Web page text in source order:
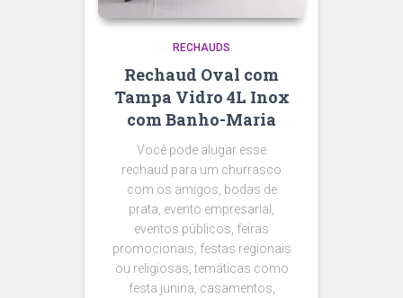
RECHAUDS
Rechaud Oval com
Tampa Vidro 4L Inox
com Banho-Maria
Você pode alugar esse
rechaud para um churrasco
com os amigos, bodas de
prata, evento empresarial,
eventos públicos, feiras
promocionais, festas regionais
ou religiosas, temáticas como
festa junina, casamentos,